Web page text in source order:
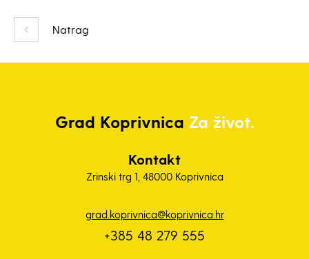
Natrag
Grad Koprivnica Za život.
Kontakt
Zrinski trg 1, 48000 Koprivnica
grad.koprivnica@koprivnica.hr
+385 48 279 555